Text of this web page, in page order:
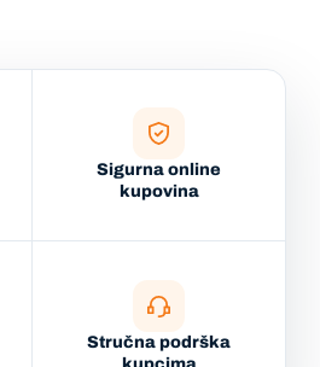
Sigurna online
kupovina
Stručna podrška